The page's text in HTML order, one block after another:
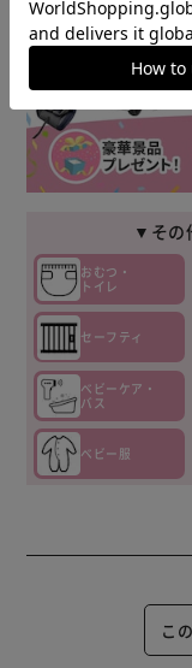
商品情報
▼その
おむつ・
トイレ
セーフティ
ベビーケア・
バス
ベビー服
こ